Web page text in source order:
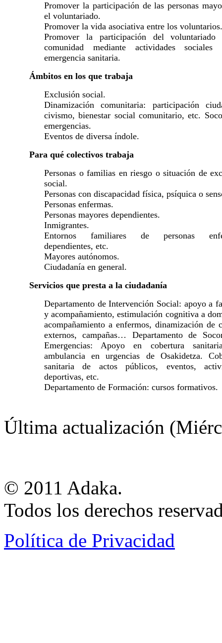
Promover la participación de las personas
el voluntariado.
Promover la vida asociativa entre los voluntarios.
Promover la participación del
comunidad mediante actividades
emergencia sanitaria.
Ámbitos en los que trabaja
Exclusión social.
Dinamización comunitaria: participación
civismo, bienestar social comunitario, etc.
emergencias.
Eventos de diversa índole.
Para qué colectivos trabaja
Personas o familias en riesgo o situación de
social.
Personas con discapacidad física, psíquica o
Personas enfermas.
Personas mayores dependientes.
Inmigrantes.
Entornos familiares de personas
dependientes, etc.
Mayores autónomos.
Ciudadanía en general.
Servicios que presta a la ciudadanía
Departamento de Intervención Social: apoyo a
y acompañamiento, estimulación cognitiva a
acompañamiento a enfermos, dinamización de
externos, campañas… Departamento de
Emergencias: Apoyo en cobertura
ambulancia en urgencias de Osakidetza.
sanitaria de actos públicos, eventos,
deportivas, etc.
Departamento de Formación: cursos formativos.
Última actualización
© 2011 Adaka.
Todos los derechos
Política de Privacidad